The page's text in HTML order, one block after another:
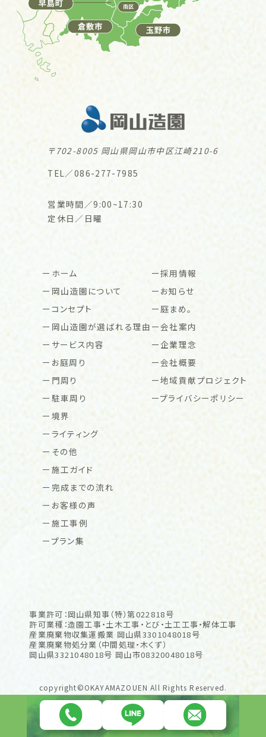
〒702-8005 岡山県岡山市中区江崎210-6
TEL／086-277-7985
営業時間／9:00~17:30
定休日／日曜
ホーム
岡山造園について
コンセプト
岡山造園が選ばれる理由
サービス内容
お庭周り
門周り
駐車周り
境界
ライティング
その他
施工ガイド
完成までの流れ
お客様の声
施工事例
プラン集
採用情報
お知らせ
庭まめ。
会社案内
企業理念
会社概要
地域貢献プロジェクト
プライバシーポリシー
事業許可：岡山県知事（特）第022818号
許可業種：造園工事・土木工事・とび・土工工事・解体工事
産業廃棄物収集運搬業 岡山県3301048018号
産業廃棄物処分業（中間処理・木くず）
岡山県3321048018号 岡山市08320048018号
copyright©OKAYAMAZOUEN All Rights Reserved.